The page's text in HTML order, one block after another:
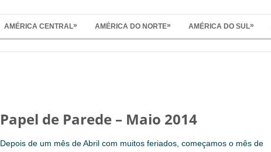
AMÉRICA CENTRAL» AMÉRICA DO NORTE» AMÉRICA DO SUL»
Papel de Parede – Maio 2014
Depois de um mês de Abril com muitos feriados, começamos o mês de